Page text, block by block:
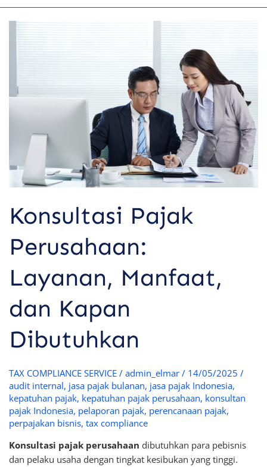
Konsultasi Pajak
Perusahaan:
Layanan, Manfaat,
dan Kapan
Dibutuhkan
TAX COMPLIANCE SERVICE/ admin_elmar / 14/05/2025 /
audit internal, jasa pajak bulanan, jasa pajak Indonesia,
kepatuhan pajak, kepatuhan pajak perusahaan, konsultan
pajak Indonesia, pelaporan pajak, perencanaan pajak,
perpajakan bisnis, tax compliance
Konsultasi pajak perusahaan dibutuhkan para pebisnis
dan pelaku usaha dengan tingkat kesibukan yang tinggi.
Pajak
Manfaat,
dan